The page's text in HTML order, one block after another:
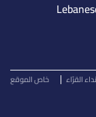
نداء القرّاء خاص الموقع